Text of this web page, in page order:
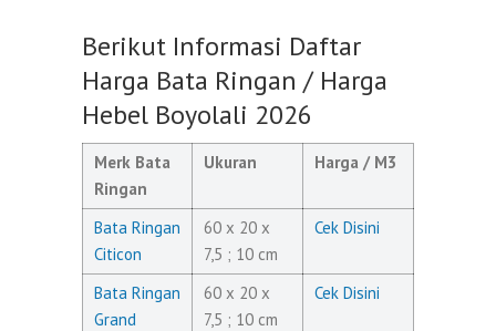
Berikut Informasi Daftar
Harga Bata Ringan / Harga
Hebel Boyolali 2026
Merk Bata
Ringan
Ukuran Harga / M3
Bata Ringan
Citicon
60 x 20 x
7,5 ; 10 cm
Cek Disini
Bata Ringan
Grand
60 x 20 x
7,5 ; 10 cm
Cek Disini